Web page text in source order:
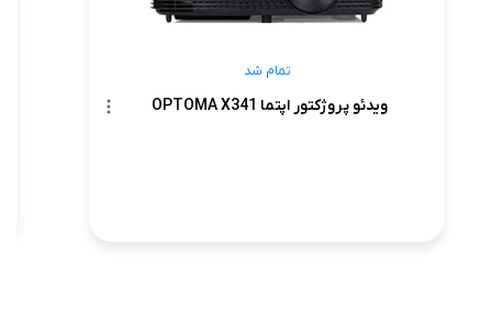
ویدئو پروژکتور اپتما OPTOMA X341
تمام شد